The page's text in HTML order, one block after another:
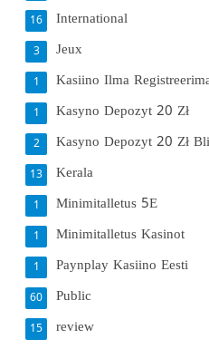
International
16
Jeux
3
Kasiino Ilma
1
Kasyno Depozyt 20 Zł
1
Kasyno Depozyt 20 Zł
2
Kerala
13
Minimitalletus 5E
1
Minimitalletus Kasinot
1
Paynplay Kasiino Eesti
1
Public
60
review
15